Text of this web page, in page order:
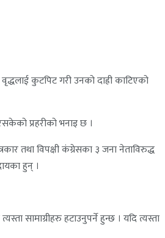
कुटपिट गरी उनको दाह्री काटिएको
प्रहरीको भनाइ छ ।
तथा विपक्षी कंग्रेसका ३ जना नेताविरुद्ध
हुन् ।
सामाग्रीहरु हटाउनुपर्ने हुन्छ । यदि त्यस्ता